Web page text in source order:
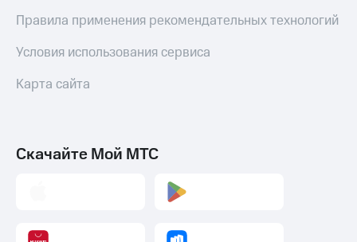
Правила применения рекомендательных технологий
Условия использования сервиса
Карта сайта
Скачайте Мой МТС